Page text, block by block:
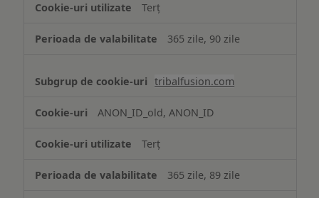
Terț
365 zile, 90 zile
tribalfusion.com
ANON_ID_old, ANON_ID
Terț
365 zile, 89 zile